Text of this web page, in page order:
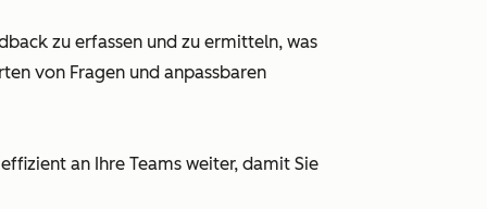
zu erfassen und zu ermitteln, was
von Fragen und anpassbaren
an Ihre Teams weiter, damit Sie